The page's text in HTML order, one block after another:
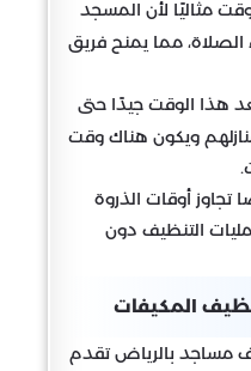
مثاليًا لأن المسجد
الصلاة، مما يمنح فريق
هذا الوقت جيدًا حتى
ويكون هناك وقت
تجاوز أوقات الذروة
التنظيف دون
المكيفات
مساجد بالرياض تقدم